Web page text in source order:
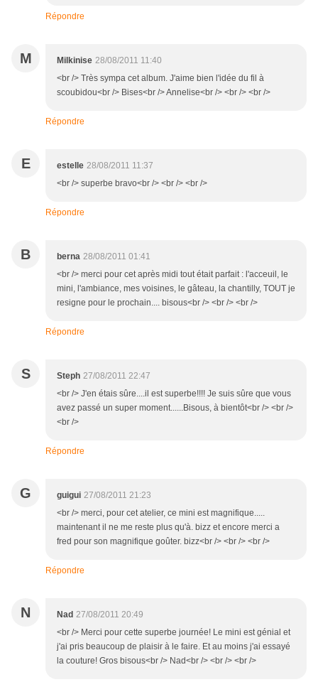
Répondre
M Milkinise 28/08/2011 11:40
<br /> Très sympa cet album. J'aime bien l'idée du fil à
scoubidou<br /> Bises<br /> Annelise<br /> <br /> <br />
Répondre
E estelle 28/08/2011 11:37
<br /> superbe bravo<br /> <br /> <br />
Répondre
B berna 28/08/2011 01:41
<br /> merci pour cet après midi tout était parfait : l'acceuil, le
mini, l'ambiance, mes voisines, le gâteau, la chantilly, TOUT je
resigne pour le prochain.... bisous<br /> <br /> <br />
Répondre
S Steph 27/08/2011 22:47
<br /> J'en étais sûre....il est superbe!!!! Je suis sûre que vous
avez passé un super moment......Bisous, à bientôt<br /> <br />
<br />
Répondre
G guigui 27/08/2011 21:23
<br /> merci, pour cet atelier, ce mini est magnifique.....
maintenant il ne me reste plus qu'à. bizz et encore merci a
fred pour son magnifique goûter. bizz<br /> <br /> <br />
Répondre
N Nad 27/08/2011 20:49
<br /> Merci pour cette superbe journée! Le mini est génial et
j'ai pris beaucoup de plaisir à le faire. Et au moins j'ai essayé
la couture! Gros bisous<br /> Nad<br /> <br /> <br />